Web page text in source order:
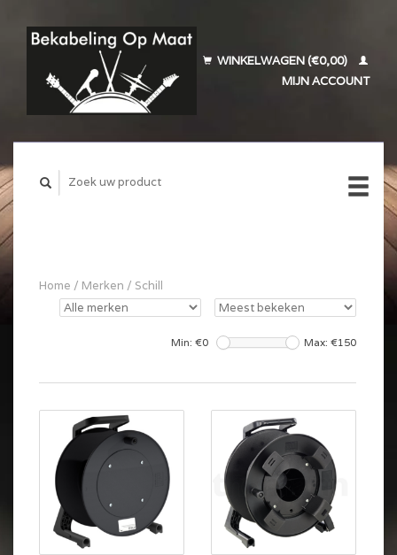
WINKELWAGEN (€0,00)
MIJN ACCOUNT
Home / Merken / Schill
Min: €0 Max: €150